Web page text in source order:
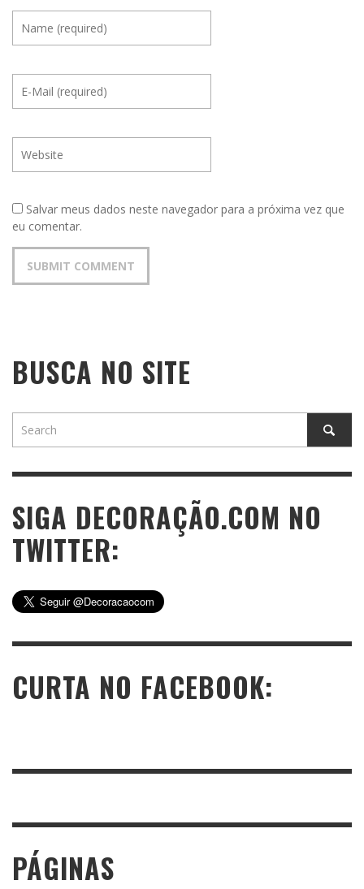
Salvar meus dados neste navegador para a próxima vez que
eu comentar.
BUSCA NO SITE
SIGA DECORAÇÃO.COM NO
TWITTER:
CURTA NO FACEBOOK:
PÁGINAS